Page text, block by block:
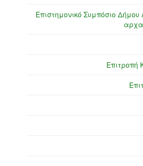
Επιστημονικό Συμπόσιο Δήμου